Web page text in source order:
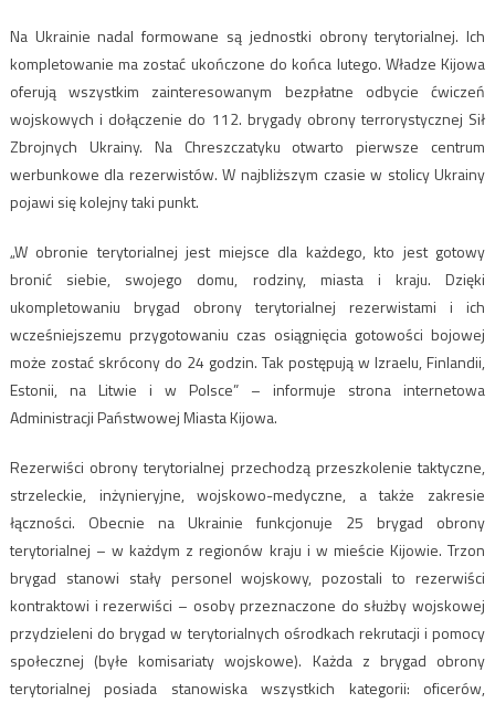
Na Ukrainie nadal formowane są jednostki obrony terytorialnej. Ich
kompletowanie ma zostać ukończone do końca lutego. Władze Kijowa
oferują wszystkim zainteresowanym bezpłatne odbycie ćwiczeń
wojskowych i dołączenie do 112. brygady obrony terrorystycznej Sił
Zbrojnych Ukrainy. Na Chreszczatyku otwarto pierwsze centrum
werbunkowe dla rezerwistów. W najbliższym czasie w stolicy Ukrainy
pojawi się kolejny taki punkt.
„W obronie terytorialnej jest miejsce dla każdego, kto jest gotowy
bronić siebie, swojego domu, rodziny, miasta i kraju. Dzięki
ukompletowaniu brygad obrony terytorialnej rezerwistami i ich
wcześniejszemu przygotowaniu czas osiągnięcia gotowości bojowej
może zostać skrócony do 24 godzin. Tak postępują w Izraelu, Finlandii,
Estonii, na Litwie i w Polsce” – informuje strona internetowa
Administracji Państwowej Miasta Kijowa.
Rezerwiści obrony terytorialnej przechodzą przeszkolenie taktyczne,
strzeleckie, inżynieryjne, wojskowo-medyczne, a także zakresie
łączności. Obecnie na Ukrainie funkcjonuje 25 brygad obrony
terytorialnej – w każdym z regionów kraju i w mieście Kijowie. Trzon
brygad stanowi stały personel wojskowy, pozostali to rezerwiści
kontraktowi i rezerwiści – osoby przeznaczone do służby wojskowej
przydzieleni do brygad w terytorialnych ośrodkach rekrutacji i pomocy
społecznej (byłe komisariaty wojskowe). Każda z brygad obrony
terytorialnej posiada stanowiska wszystkich kategorii: oficerów,